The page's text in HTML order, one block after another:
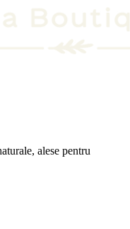
alese pentru